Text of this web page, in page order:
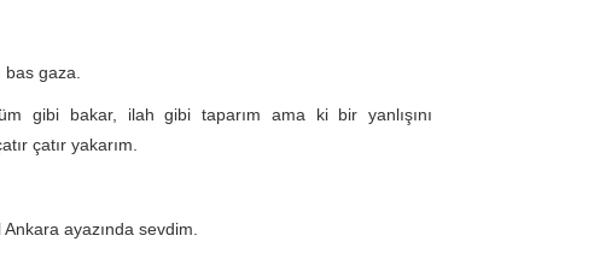
gaza.
gibi bakar, ilah gibi taparım ama ki bir yanlışını
çatır yakarım.
ayazında sevdim.